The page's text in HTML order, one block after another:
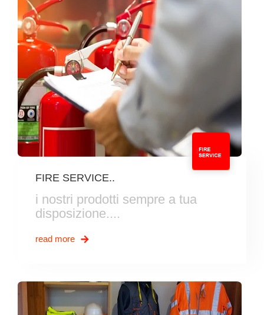
FIRE SERVICE..
i nostri prodotti sempre a tua
disposizione....
read more